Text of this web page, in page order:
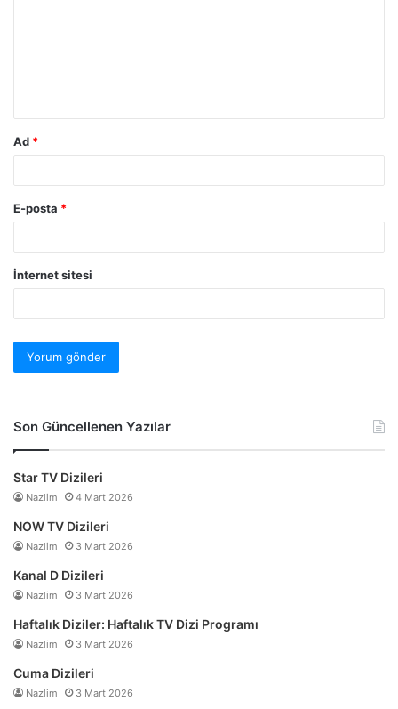
Ad *
E-posta *
İnternet sitesi
Son Güncellenen Yazılar
Star TV Dizileri
Nazlim 4 Mart 2026
NOW TV Dizileri
Nazlim 3 Mart 2026
Kanal D Dizileri
Nazlim 3 Mart 2026
Haftalık Diziler: Haftalık TV Dizi Programı
Nazlim 3 Mart 2026
Cuma Dizileri
Nazlim 3 Mart 2026